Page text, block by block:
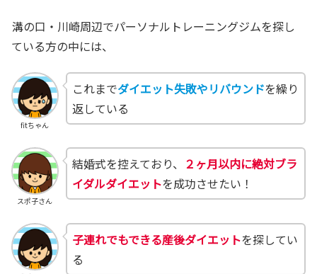
溝の口・川崎周辺でパーソナルトレーニングジムを探し
ている方の中には、
fitちゃん
これまでダイエット失敗やリバウンドを繰り
返している
スポ子さん
結婚式を控えており、 ２ヶ月以内に絶対ブラ
イダルダイエットを成功させたい！
子連れでもできる産後ダイエットを探してい
る